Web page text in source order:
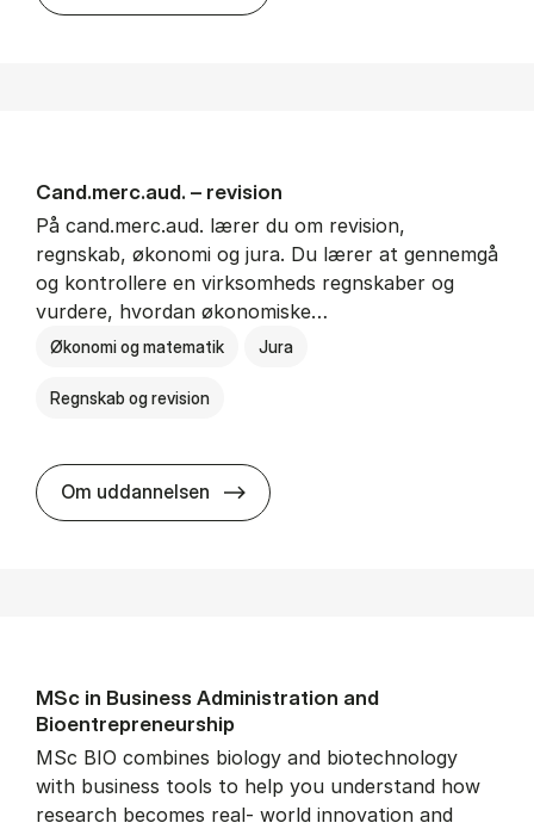
Cand.merc.aud. – re­vi­sion
På cand.merc.aud. lærer du om revision,
regnskab, økonomi og jura. Du lærer at gennemgå
og kontrollere en virksomheds regnskaber og
vurdere, hvordan økonomiske…
Økonomi og matematik Jura
Regnskab og revision
Om uddannelsen Cand.merc.aud. – re­vi­sion
MSc in Busi­ness Ad­min­is­tra­tion and
Bioentrepreneur­ship
MSc BIO combines biology and biotechnology
with business tools to help you understand how
research becomes real- world innovation and